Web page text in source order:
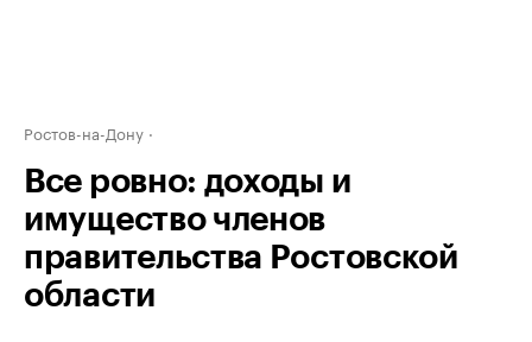
Ростов-на-Дону
Все ровно: доходы и
имущество членов
правительства Ростовской
области